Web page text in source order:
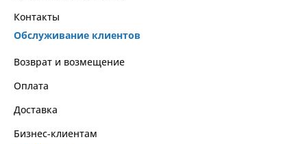
Контакты
Обслуживание клиентов
Возврат и возмещение
Оплата
Доставка
Бизнес-клиентам